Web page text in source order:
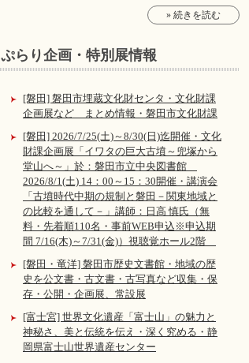
» 続きを読む
ぷらり企画・特別展情報
[磐田] 磐田市埋蔵文化財センタ・文化財課
企画展など まとめ情報・磐田市文化財課
[磐田] 2026/7/25(土)～8/30(日)迄開催・文化
財課企画展「イワタの巨大古墳～兜塚から
堂山へ～」於：磐田市立中央図書館
2026/8/1(土) 14：00～15：30開催・講演会
「古墳時代中期の規制と磐田－関東地域と
の比較を通して－」講師：日高 慎氏（無
料・先着順110名・事前WEB申込※申込期
間 7/16(木)～7/31(金)）視聴覚ホール2階
[磐田・竜洋] 磐田市歴史文書館・地域の歴
史を公文書・古文書・古写真など収集・保
存・公開・企画展、常設展
[富士宮] 世界文化遺産「富士山」の魅力と
神秘さ、美と伝統を伝え・深く究める・静
岡県富士山世界遺産センター